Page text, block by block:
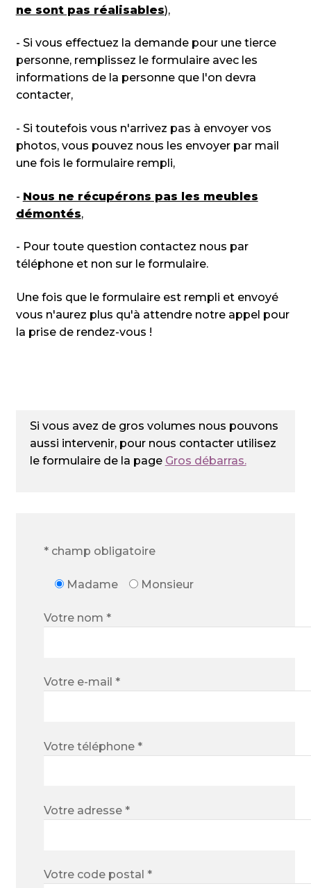
ne sont pas réalisables),
- Si vous effectuez la demande pour une tierce
personne, remplissez le formulaire avec les
informations de la personne que l'on devra
contacter,
- Si toutefois vous n'arrivez pas à envoyer vos
photos, vous pouvez nous les envoyer par mail
une fois le formulaire rempli,
- Nous ne récupérons pas les meubles
démontés,
- Pour toute question contactez nous par
téléphone et non sur le formulaire.
Une fois que le formulaire est rempli et envoyé
vous n'aurez plus qu'à attendre notre appel pour
la prise de rendez-vous !
Si vous avez de gros volumes nous pouvons
aussi intervenir, pour nous contacter utilisez
le formulaire de la page Gros débarras.
* champ obligatoire
Madame Monsieur
Votre nom *
Votre e-mail *
Votre téléphone *
Votre adresse *
Votre code postal *